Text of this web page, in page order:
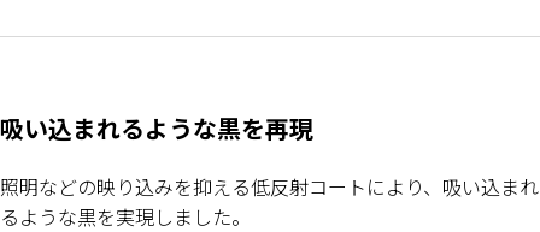
吸い込まれるような黒を再現
照明などの映り込みを抑える低反射コートにより、吸い込まれ
るような黒を実現しました。